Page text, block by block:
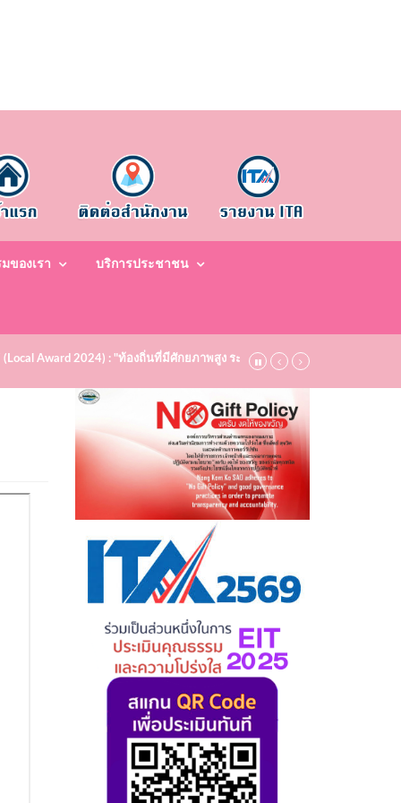
ของเรา บริการประชาชน
Award 2024) : "ท้องถิ่นที่มีศักยภาพสูง ระดับชมเชย (Bronze)" ประจำปี พ.